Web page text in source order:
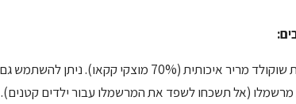
(70% מוצקי קקאו). ניתן להשתמש גם מטבעות שוקולד פרווה (פחות טעים, יותר קל).
(אל תשכחו לשפד את המרשמלו עבור ילדים קטנים).